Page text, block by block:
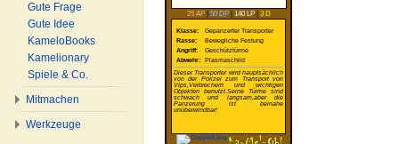
25 AP| 50 DP| 140 LP| 3 D
Klasse:
Gepanzerter Transporter
Rasse:
Bewegliche Festung
Angriff:
Geschütztürme
Abwehr:
Plasmaschild
Dieser Transporter wird hauptsächlich
von der Polizei zum Transport von
Vips,Verbrechern und wichtigen
Objekten benutzt.Seine Türme sind
schwach und langsam,aber die
Panzerung ist beinahe
unüberwindbar!
Gute Frage
Gute Idee
KameloBooks
Kamelionary
Spiele & Co.
Mitmachen
Werkzeuge